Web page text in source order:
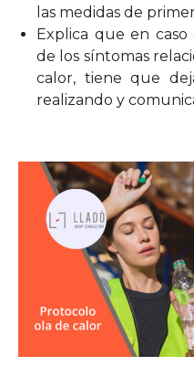
las medidas de
Explica que en
de los síntomas
calor, tiene que
realizando y